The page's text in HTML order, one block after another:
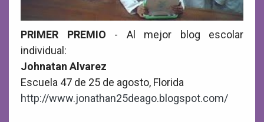
PRIMER PREMIO - Al mejor blog escolar
individual:
Johnatan Alvarez
Escuela 47 de 25 de agosto, Florida
http://www.jonathan25deago.blogspot.com/